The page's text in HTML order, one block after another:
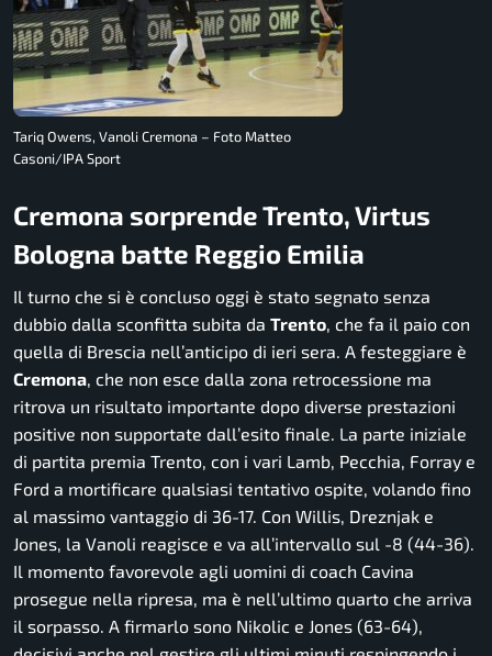
Tariq Owens, Vanoli Cremona – Foto Matteo
Casoni/IPA Sport
Cremona sorprende Trento, Virtus
Bologna batte Reggio Emilia
Il turno che si è concluso oggi è stato segnato senza
dubbio dalla sconfitta subita da Trento, che fa il paio con
quella di Brescia nell’anticipo di ieri sera. A festeggiare è
Cremona, che non esce dalla zona retrocessione ma
ritrova un risultato importante dopo diverse prestazioni
positive non supportate dall’esito finale. La parte iniziale
di partita premia Trento, con i vari Lamb, Pecchia, Forray e
Ford a mortificare qualsiasi tentativo ospite, volando fino
al massimo vantaggio di 36-17. Con Willis, Dreznjak e
Jones, la Vanoli reagisce e va all’intervallo sul -8 (44-36).
Il momento favorevole agli uomini di coach Cavina
prosegue nella ripresa, ma è nell’ultimo quarto che arriva
il sorpasso. A firmarlo sono Nikolic e Jones (63-64),